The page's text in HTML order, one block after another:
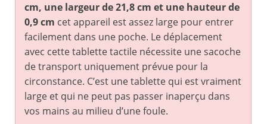
cm, une largeur de 21,8 cm et une hauteur de
0,9 cm cet appareil est assez large pour entrer
facilement dans une poche. Le déplacement
avec cette tablette tactile nécessite une sacoche
de transport uniquement prévue pour la
circonstance. C’est une tablette qui est vraiment
large et qui ne peut pas passer inaperçu dans
vos mains au milieu d’une foule.